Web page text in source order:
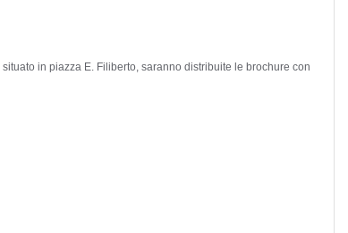
in piazza E. Filiberto, saranno distribuite le brochure con